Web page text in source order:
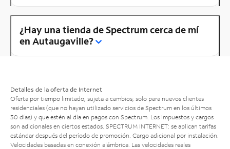
¿Hay una tienda de Spectrum cerca de mí
en Autaugaville?
Detalles de la oferta de Internet
Oferta por tiempo limitado; sujeta a cambios; solo para nuevos clientes
residenciales (que no hayan utilizado servicios de Spectrum en los últimos
30 días) y que estén al día en pagos con Spectrum. Los impuestos y cargos
son adicionales en ciertos estados. SPECTRUM INTERNET: se aplican tarifas
estándar después del período de promoción. Cargo adicional por instalación.
Velocidades basadas en conexión alámbrica. Las velocidades reales